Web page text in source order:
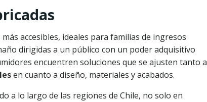
accesibles, ideales para familias de ingresos
dirigidas a un público con un poder adquisitivo
encuentren soluciones que se ajusten tanto a
en cuanto a diseño, materiales y acabados.
a lo largo de las regiones de Chile, no solo en